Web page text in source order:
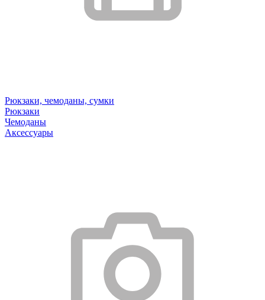
Рюкзаки, чемоданы, сумки
Рюкзаки
Чемоданы
Аксессуары